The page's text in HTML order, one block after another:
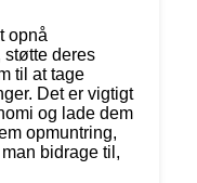
opnå
deres
til at tage
Det er vigtigt
og lade dem
opmuntring,
bidrage til,